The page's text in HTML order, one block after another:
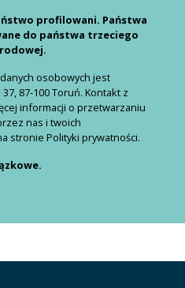
profilowani. Państwa
do państwa trzeciego
osobowych jest
87-100 Toruń. Kontakt z
informacji o przetwarzaniu
nas i twoich
stronie Polityki prywatności.